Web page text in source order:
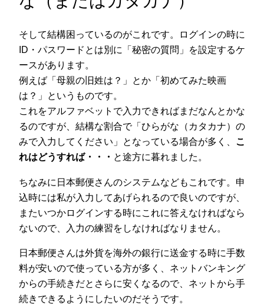
そして結構困っているのがこれです。ログインの時に
ID・パスワードとは別に「秘密の質問」を設定するケ
ースがあります。
例えば「母親の旧姓は？」とか「初めてみた映画
は？」というものです。
これをアルファベットで入力できればまだなんとかな
るのですが、結構な割合で「ひらがな（カタカナ）の
みで入力してください」となっている場合が多く、 こ
れはどうすれば・・・ と途方に暮れました。
ちなみに日本郵便さんのシステムなどもこれです。申
込時には私が入力してあげられるので良いのですが、
またいつかログインする時にこれに答えなければなら
ないので、入力の練習をしなければなりません。
日本郵便さんは外貨を海外の銀行に送金する時に手数
料が安いので使っている方が多く、ネットバンキング
からの手続きだとさらに安くなるので、ネットから手
続きできるようにしたいのだそうです。